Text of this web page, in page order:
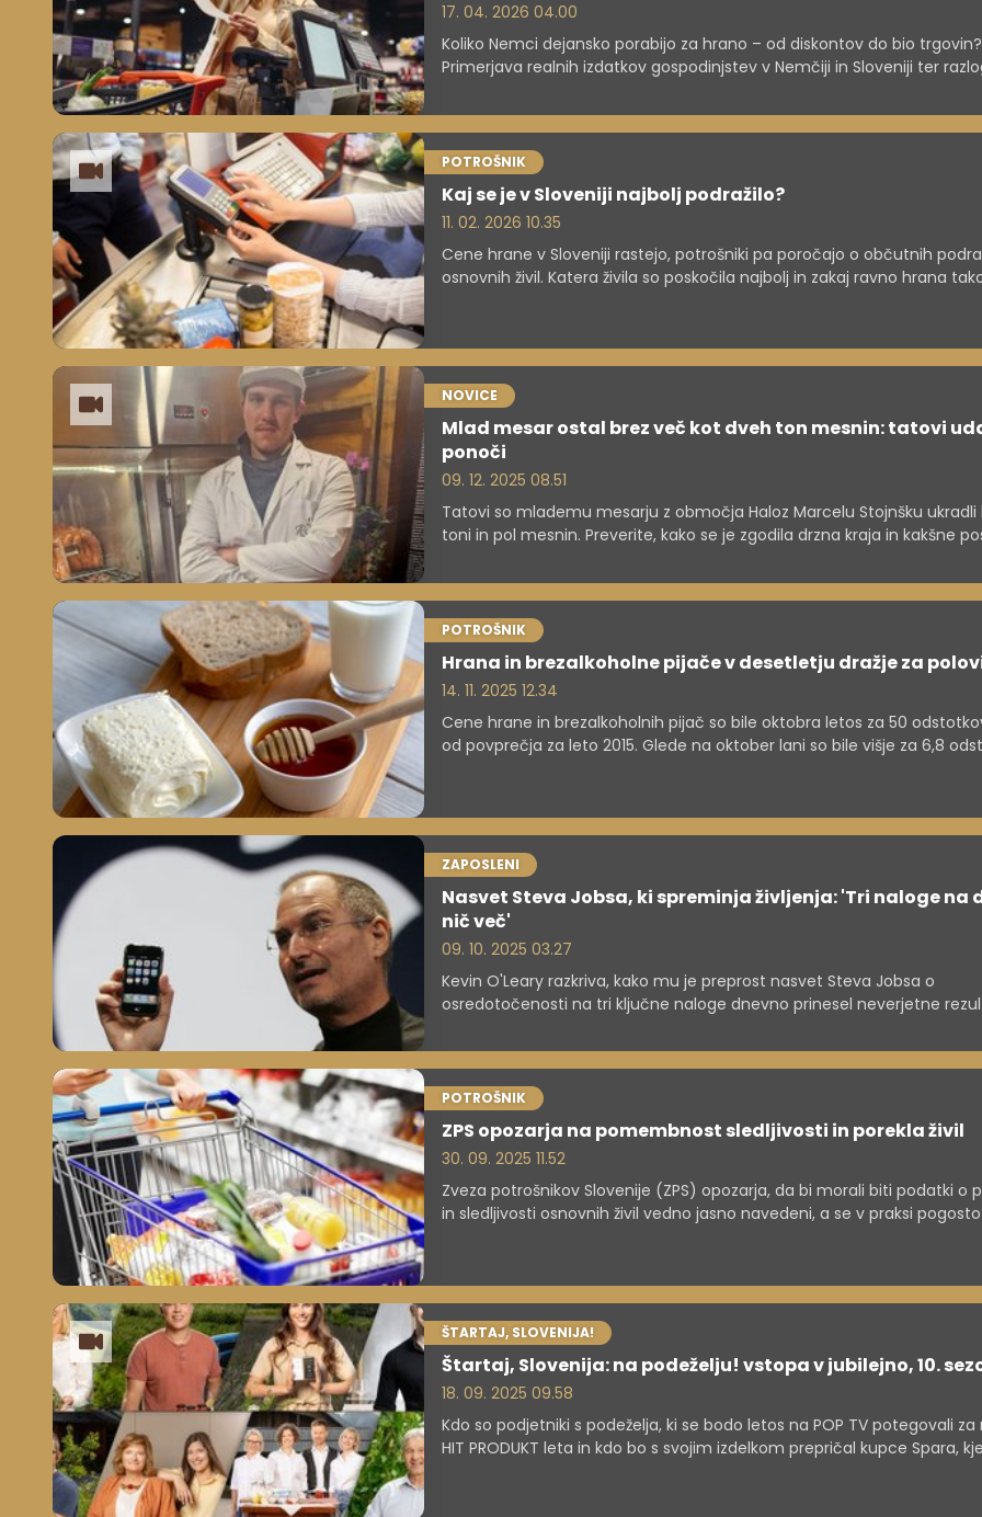
17. 04. 2026 04.00
Koliko Nemci dejansko porabijo za hrano – od diskontov do bio trgovin?
Primerjava realnih izdatkov gospodinjstev v Nemčiji in Sloveniji ter
POTROŠNIK
Kaj se je v Sloveniji najbolj podražilo?
11. 02. 2026 10.35
Cene hrane v Sloveniji rastejo, potrošniki pa poročajo o občutnih
osnovnih živil. Katera živila so poskočila najbolj in zakaj ravno hrana
NOVICE
Mlad mesar ostal brez več kot dveh ton mesnin: tatovi
ponoči
09. 12. 2025 08.51
Tatovi so mlademu mesarju z območja Haloz Marcelu Stojnšku ukradli
toni in pol mesnin. Preverite, kako se je zgodila drzna kraja in kakšne
POTROŠNIK
Hrana in brezalkoholne pijače v desetletju dražje za
14. 11. 2025 12.34
Cene hrane in brezalkoholnih pijač so bile oktobra letos za 50
od povprečja za leto 2015. Glede na oktober lani so bile višje za 6,8
ZAPOSLENI
Nasvet Steva Jobsa, ki spreminja življenja: 'Tri naloge na
nič več'
09. 10. 2025 03.27
Kevin O'Leary razkriva, kako mu je preprost nasvet Steva Jobsa o
osredotočenosti na tri ključne naloge dnevno prinesel neverjetne
POTROŠNIK
ZPS opozarja na pomembnost sledljivosti in porekla živil
30. 09. 2025 11.52
Zveza potrošnikov Slovenije (ZPS) opozarja, da bi morali biti podatki o
in sledljivosti osnovnih živil vedno jasno navedeni, a se v praksi pogosto
zakonodajnih zahtev.
ŠTARTAJ, SLOVENIJA!
Štartaj, Slovenija: na podeželju! vstopa v jubilejno, 10.
18. 09. 2025 09.58
Kdo so podjetniki s podeželja, ki se bodo letos na POP TV potegovali za
HIT PRODUKT leta in kdo bo s svojim izdelkom prepričal kupce Spara,